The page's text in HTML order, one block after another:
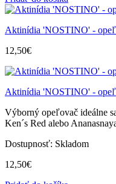
Aktinídia 'NOSTINO' -
12,50€
Aktinídia 'NOSTINO' -
Výborný opeľovač ideálne
Ken´s Red alebo
Dostupnosť: Skladom
12,50€